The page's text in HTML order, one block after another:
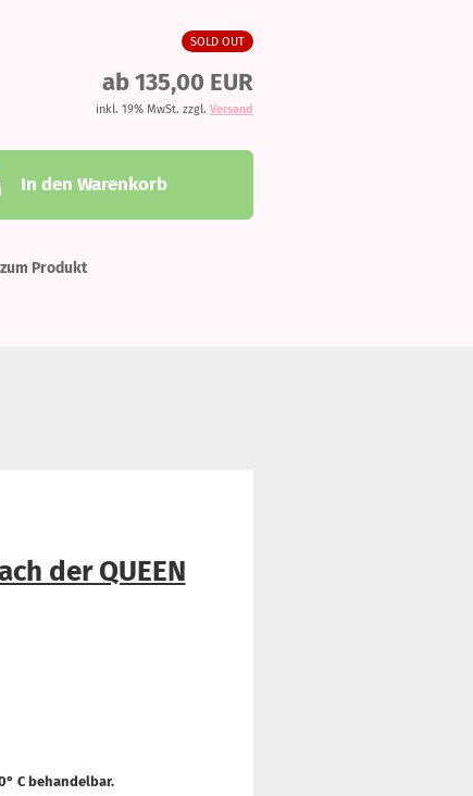
SOLD OUT
ab 135,00 EUR
inkl. 19% MwSt. zzgl. Versand
In den Warenkorb
Produkt
der QUEEN
C behandelbar.